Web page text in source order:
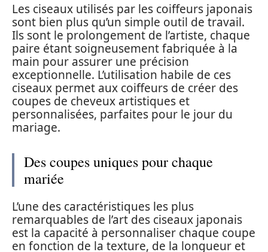
Les ciseaux utilisés par les coiffeurs japonais
sont bien plus qu’un simple outil de travail.
Ils sont le prolongement de l’artiste, chaque
paire étant soigneusement fabriquée à la
main pour assurer une précision
exceptionnelle. L’utilisation habile de ces
ciseaux permet aux coiffeurs de créer des
coupes de cheveux artistiques et
personnalisées, parfaites pour le jour du
mariage.
Des coupes uniques pour chaque
mariée
L’une des caractéristiques les plus
remarquables de l’art des ciseaux japonais
est la capacité à personnaliser chaque coupe
en fonction de la texture, de la longueur et